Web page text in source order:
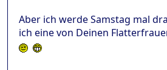
Aber ich werde Samstag mal
ich eine von Deinen